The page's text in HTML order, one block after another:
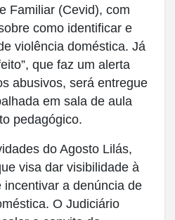
Familiar (Cevid), com
como identificar e
violência doméstica. Já
que faz um alerta
abusivos, será entregue
em sala de aula
pedagógico.
do Agosto Lilás,
visa dar visibilidade à
incentivar a denúncia de
O Judiciário